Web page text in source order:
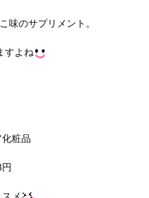
味のサプリメント。
すよね
粧品